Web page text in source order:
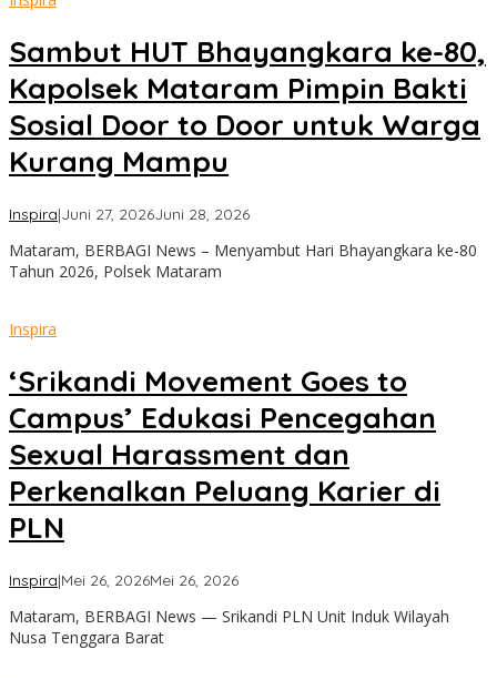
Sambut HUT Bhayangkara ke-80,
Kapolsek Mataram Pimpin Bakti
Sosial Door to Door untuk Warga
Kurang Mampu
Inspira|Juni 27, 2026Juni 28, 2026oleh
Mataram, BERBAGI News – Menyambut Hari Bhayangkara ke-80
Tahun 2026, Polsek Mataram
Inspira
‘Srikandi Movement Goes to
Campus’ Edukasi Pencegahan
Sexual Harassment dan
Perkenalkan Peluang Karier di
PLN
Inspira|Mei 26, 2026Mei 26, 2026oleh
Mataram, BERBAGI News — Srikandi PLN Unit Induk Wilayah
Nusa Tenggara Barat